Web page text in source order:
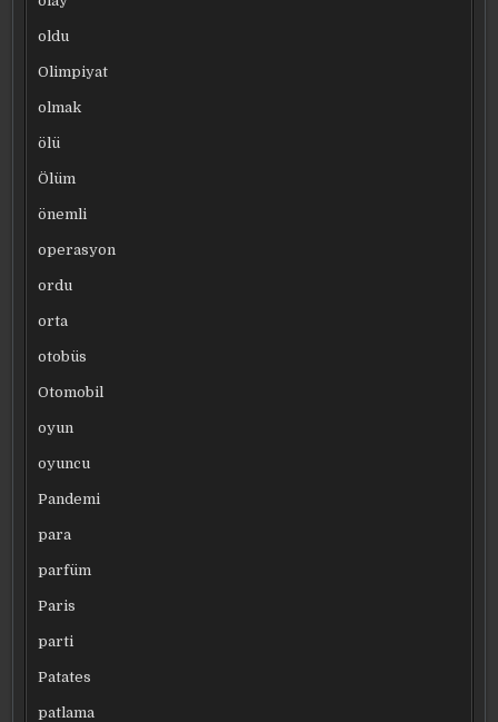
oldu
Olimpiyat
olmak
ölü
Ölüm
önemli
operasyon
ordu
orta
otobüs
Otomobil
oyun
oyuncu
Pandemi
para
parfüm
Paris
parti
Patates
patlama